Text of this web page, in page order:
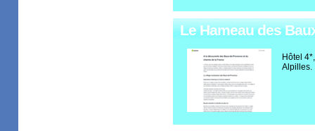
Le Hameau des
Hôtel
Alpilles.